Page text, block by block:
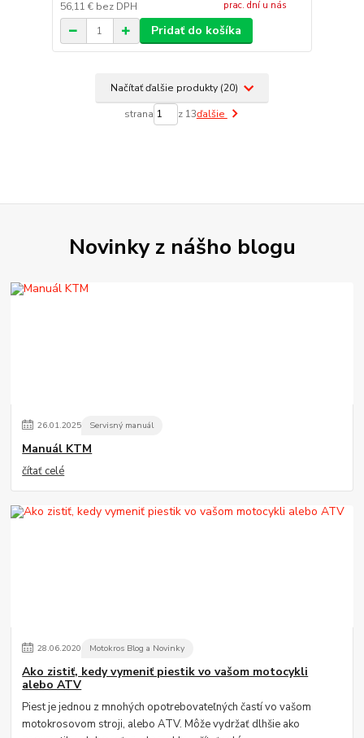
56,11 € bez DPH prac. dní u nás
Pridať do košíka
Načítať ďalšie produkty (20)
strana z 13ďalšie
Novinky z nášho blogu
26.01.2025 Servisný manuál
Manuál KTM
čítať celé
28.06.2020 Motokros Blog a Novinky
Ako zistiť, kedy vymeniť piestik vo vašom motocykli
alebo ATV
Piest je jednou z mnohých opotrebovateľných častí vo vašom
motokrosovom stroji, alebo ATV. Môže vydržať dlhšie ako